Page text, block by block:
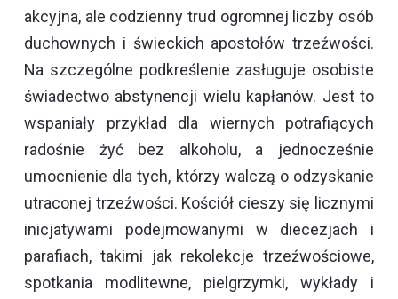
akcyjna, ale codzienny trud ogromnej liczby osób
duchownych i świeckich apostołów trzeźwości.
Na szczególne podkreślenie zasługuje osobiste
świadectwo abstynencji wielu kapłanów. Jest to
wspaniały przykład dla wiernych potrafiących
radośnie żyć bez alkoholu, a jednocześnie
umocnienie dla tych, którzy walczą o odzyskanie
utraconej trzeźwości. Kościół cieszy się licznymi
inicjatywami podejmowanymi w diecezjach i
parafiach, takimi jak rekolekcje trzeźwościowe,
spotkania modlitewne, pielgrzymki, wykłady i